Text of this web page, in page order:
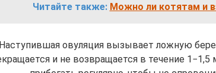
Читайте также: Можно ли котятам и
Наступившая овуляция вызывает ложную
и не возвращается в течение